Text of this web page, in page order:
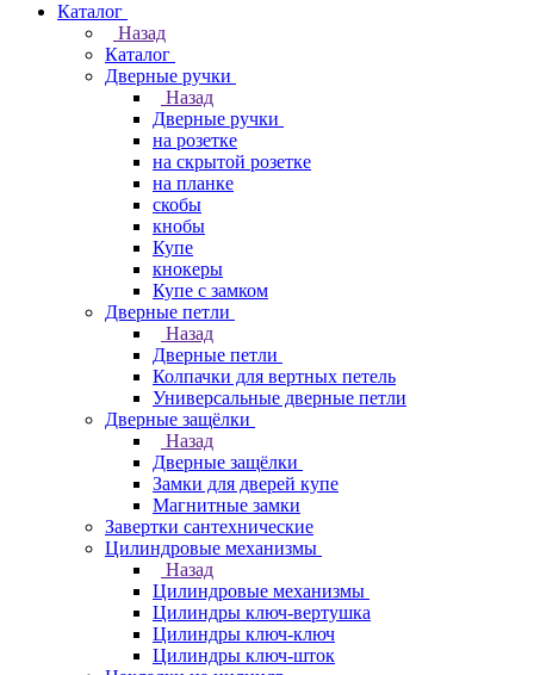
Каталог
Назад
Каталог
Дверные ручки
Назад
Дверные ручки
на розетке
на скрытой розетке
на планке
скобы
кнобы
Купе
кнокеры
Купе с замком
Дверные петли
Назад
Дверные петли
Колпачки для вертных петель
Универсальные дверные петли
Дверные защёлки
Назад
Дверные защёлки
Замки для дверей купе
Магнитные замки
Завертки сантехнические
Цилиндровые механизмы
Назад
Цилиндровые механизмы
Цилиндры ключ-вертушка
Цилиндры ключ-ключ
Цилиндры ключ-шток